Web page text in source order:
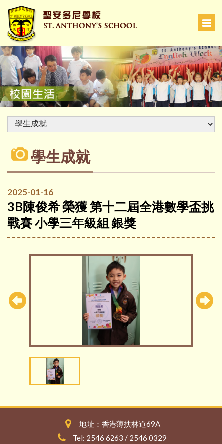
學生成就
2025-01-16
3B陳俊希 榮獲 第十二屆全港數學盃挑
戰賽 小學三年級組 銀獎
地址：香港薄扶林道69A
Tel: 2546 6263 / 2546 0329